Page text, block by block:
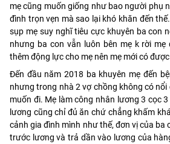
mẹ cũng muốn giống như bao người phụ
đình trọn vẹn mà sao lại khó khăn đến
sụp mẹ suy nghĩ tiêu cực khuyên ba con
nhưng ba con vẫn luôn bên mẹ k rời
thêm động lực cho mẹ nên mẹ mới có
Đến đầu năm 2018 ba khuyên mẹ đến
nhưng trong nhà 2 vợ chồng không có nổi
muốn đi. Mẹ làm công nhân lương 3 cọc
lương cũng chỉ đủ ăn chứ chẳng khấm
cảnh gia đình mình như thế, đơn vị của ba
trước lương và trả dần vào lương của